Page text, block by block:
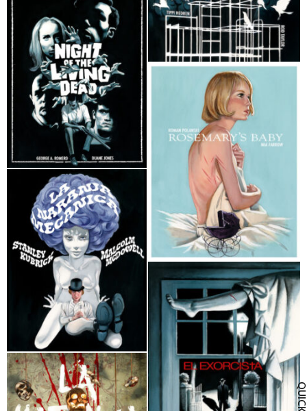
El Hombre lobo Fernando Vicente
Psicosis Fernando Vicente
Los pajaros Fernando Vicente
Night of the living dead Fernando